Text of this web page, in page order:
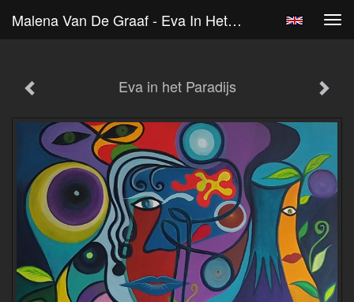
Malena Van De Graaf - Eva In Het Paradijs
Eva in het Paradijs